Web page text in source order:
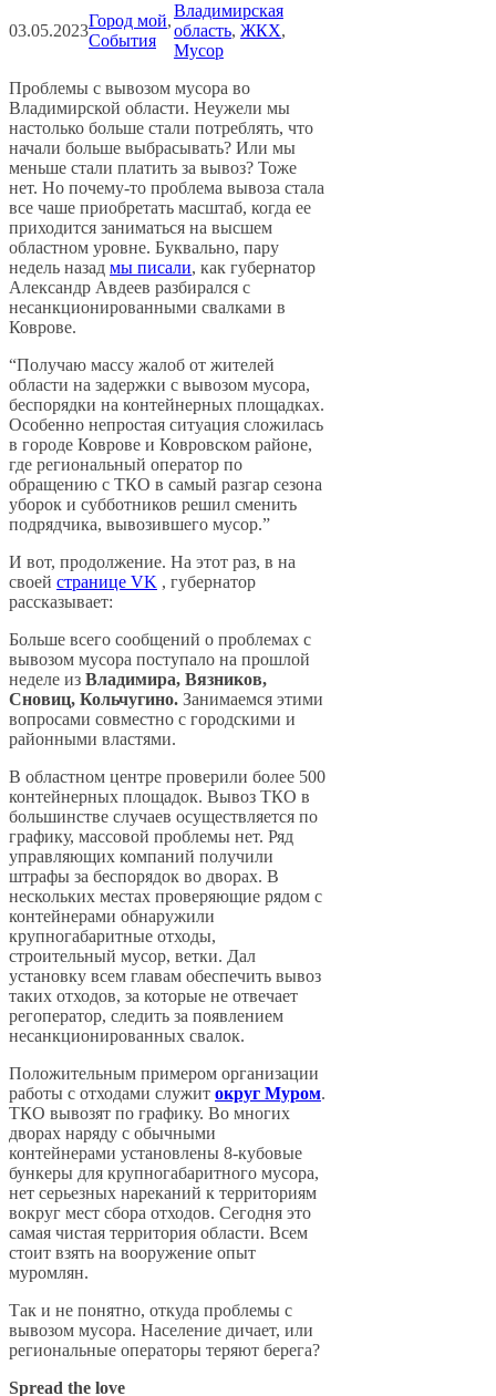
03.05.2023
Город мой ,
События
Владимирская
область, ЖКХ
Мусор
Проблемы с вывозом мусора во
Владимирской области. Неужели мы
настолько больше стали потреблять, что
начали больше выбрасывать? Или мы
меньше стали платить за вывоз? Тоже
нет. Но почему-то проблема вывоза стала
все чаше приобретать масштаб, когда ее
приходится заниматься на высшем
областном уровне. Буквально, пару
недель назад мы писали, как губернатор
Александр Авдеев разбирался с
несанкционированными свалками в
Коврове.
“Получаю массу жалоб от жителей
области на задержки с вывозом мусора,
беспорядки на контейнерных площадках.
Особенно непростая ситуация сложилась
в городе Коврове и Ковровском районе,
где региональный оператор по
обращению с ТКО в самый разгар сезона
уборок и субботников решил сменить
подрядчика, вывозившего мусор.”
И вот, продолжение. На этот раз, в на
своей странице VK , губернатор
рассказывает:
Больше всего сообщений о проблемах с
вывозом мусора поступало на прошлой
неделе из Владимира, Вязников,
Сновиц, Кольчугино. Занимаемся этими
вопросами совместно с городскими и
районными властями.
В областном центре проверили более 500
контейнерных площадок. Вывоз ТКО в
большинстве случаев осуществляется по
графику, массовой проблемы нет. Ряд
управляющих компаний получили
штрафы за беспорядок во дворах. В
нескольких местах проверяющие рядом с
контейнерами обнаружили
крупногабаритные отходы,
строительный мусор, ветки. Дал
установку всем главам обеспечить вывоз
таких отходов, за которые не отвечает
регоператор, следить за появлением
несанкционированных свалок.
Положительным примером организации
работы с отходами служит округ Муром.
ТКО вывозят по графику. Во многих
дворах наряду с обычными
контейнерами установлены 8-кубовые
бункеры для крупногабаритного мусора,
нет серьезных нареканий к территориям
вокруг мест сбора отходов. Сегодня это
самая чистая территория области. Всем
стоит взять на вооружение опыт
муромлян.
Так и не понятно, откуда проблемы с
вывозом мусора. Население дичает, или
региональные операторы теряют берега?
Spread the love